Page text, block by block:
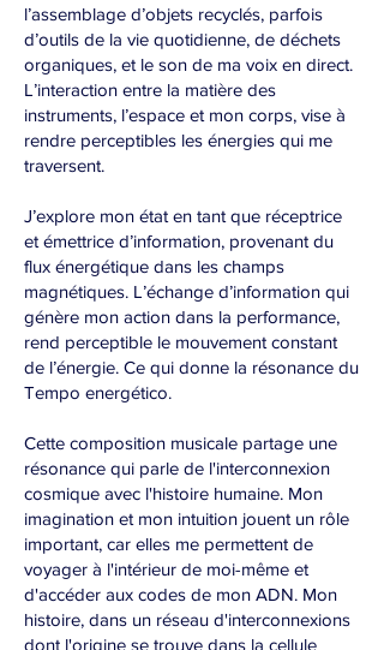
l’assemblage d’objets recyclés, parfois
d’outils de la vie quotidienne, de déchets
organiques, et le son de ma voix en direct.
L’interaction entre la matière des
instruments, l’espace et mon corps, vise à
rendre perceptibles les énergies qui me
traversent.
J’explore mon état en tant que réceptrice
et émettrice d’information, provenant du
flux énergétique dans les champs
magnétiques. L’échange d’information qui
génère mon action dans la performance,
rend perceptible le mouvement constant
de l’énergie. Ce qui donne la résonance du
Tempo energético.
Cette composition musicale partage une
résonance qui parle de l'interconnexion
cosmique avec l'histoire humaine. Mon
imagination et mon intuition jouent un rôle
important, car elles me permettent de
voyager à l'intérieur de moi-même et
d'accéder aux codes de mon ADN. Mon
histoire, dans un réseau d'interconnexions
dont l'origine se trouve dans la cellule